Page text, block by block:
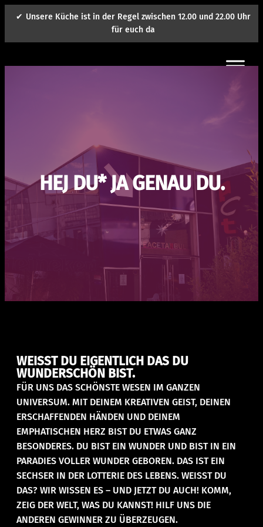
Zum
springen
Unsere Küche ist in der Regel zwischen 12.00 und 22.00 Uhr
für euch da
HEJ DU* JA GENAU DU.
WEISST DU EIGENTLICH DAS DU
WUNDERSCHÖN BIST.
FÜR UNS DAS SCHÖNSTE WESEN IM GANZEN
UNIVERSUM. MIT DEINEM KREATIVEN GEIST, DEINEN
ERSCHAFFENDEN HÄNDEN UND DEINEM
EMPHATISCHEN HERZ BIST DU ETWAS GANZ
BESONDERES. DU BIST EIN WUNDER UND BIST IN EIN
PARADIES VOLLER WUNDER GEBOREN. DAS IST EIN
SECHSER IN DER LOTTERIE DES LEBENS. WEISST DU
DAS? WIR WISSEN ES – UND JETZT DU AUCH! KOMM,
ZEIG DER WELT, WAS DU KANNST! HILF UNS DIE
ANDEREN GEWINNER ZU ÜBERZEUGEN.